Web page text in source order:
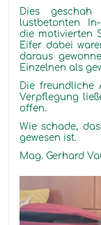
Dies
lustbetonten
die motivierten
Eifer dabei
daraus
Einzelnen als
Die freundliche
Verpflegung
offen.
Wie schade,
gewesen ist.
Mag. Gerhard